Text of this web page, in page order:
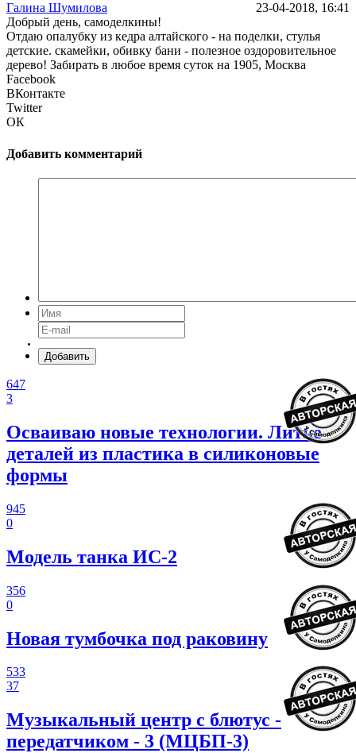
Галина Шумилова
23-04-2018, 16:41
Добрый день, самоделкины!
Отдаю опалубку из кедра алтайского - на поделки, стулья
детские. скамейки, обивку бани - полезное оздоровительное
дерево! Забирать в любое время суток на 1905, Москва
Facebook
ВКонтакте
Twitter
ОК
Добавить комментарий
Добавить
647
3
Осваиваю новые технологии. Литье
деталей из пластика в силиконовые
формы
945
0
Модель танка ИС-2
356
0
Новая тумбочка под раковину
533
37
Музыкальный центр с блютус -
передатчиком - 3 (МЦБП-3)